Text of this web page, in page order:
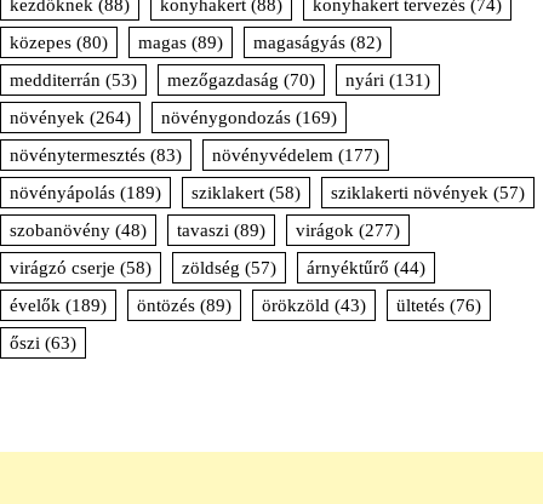
kezdőknek (88) konyhakert (88) konyhakert tervezés (74)
közepes (80) magas (89) magaságyás (82)
medditerrán (53) mezőgazdaság (70) nyári (131)
növények (264) növénygondozás (169)
növénytermesztés (83) növényvédelem (177)
növényápolás (189) sziklakert (58) sziklakerti növények (57)
szobanövény (48) tavaszi (89) virágok (277)
virágzó cserje (58) zöldség (57) árnyéktűrő (44)
évelők (189) öntözés (89) örökzöld (43) ültetés (76)
őszi (63)